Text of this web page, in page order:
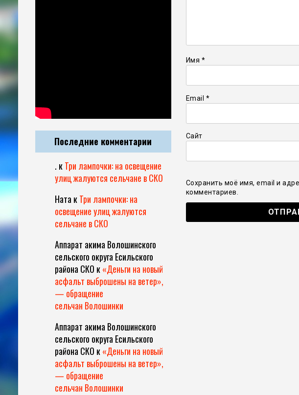
Имя *
Email *
Сайт
Сохранить моё имя, email и
комментариев.
Последние комментарии
. кТри лампочки: на освещение
улиц жалуются сельчане в СКО
Ната кТри лампочки: на
освещение улиц жалуются
сельчане в СКО
Аппарат акима Волошинского
сельского округа Есильского
района СКО к«Деньги на новый
асфальт выброшены на ветер»,
— обращение
сельчан Волошинки
Аппарат акима Волошинского
сельского округа Есильского
района СКО к«Деньги на новый
асфальт выброшены на ветер»,
— обращение
сельчан Волошинки